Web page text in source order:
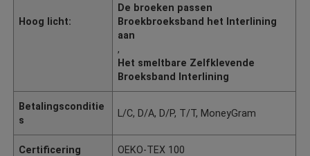
Hoog licht:
De broeken passen
Broekbroeksband het Interlining
aan
,
Het smeltbare Zelfklevende
Broeksband Interlining
Betalingsconditie
s
L/C, D/A, D/P, T/T, MoneyGram
Certificering OEKO-TEX 100